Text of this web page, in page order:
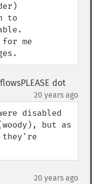
to
me
dot
20 years ago
disabled
but as
20 years ago